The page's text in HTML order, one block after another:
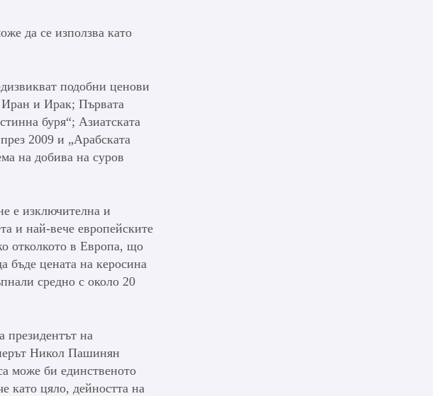
да се използва като
подобни ценови
и Ирак; Първата
буря“; Азиатската
2009 и „Арабската
на добива на суров
е изключителна и
и най-вече европейските
отколкото в Европа, що
бъде цената на керосина
средно с около 20
президентът на
Никол Пашинян
може би единственото
като цяло, дейността на